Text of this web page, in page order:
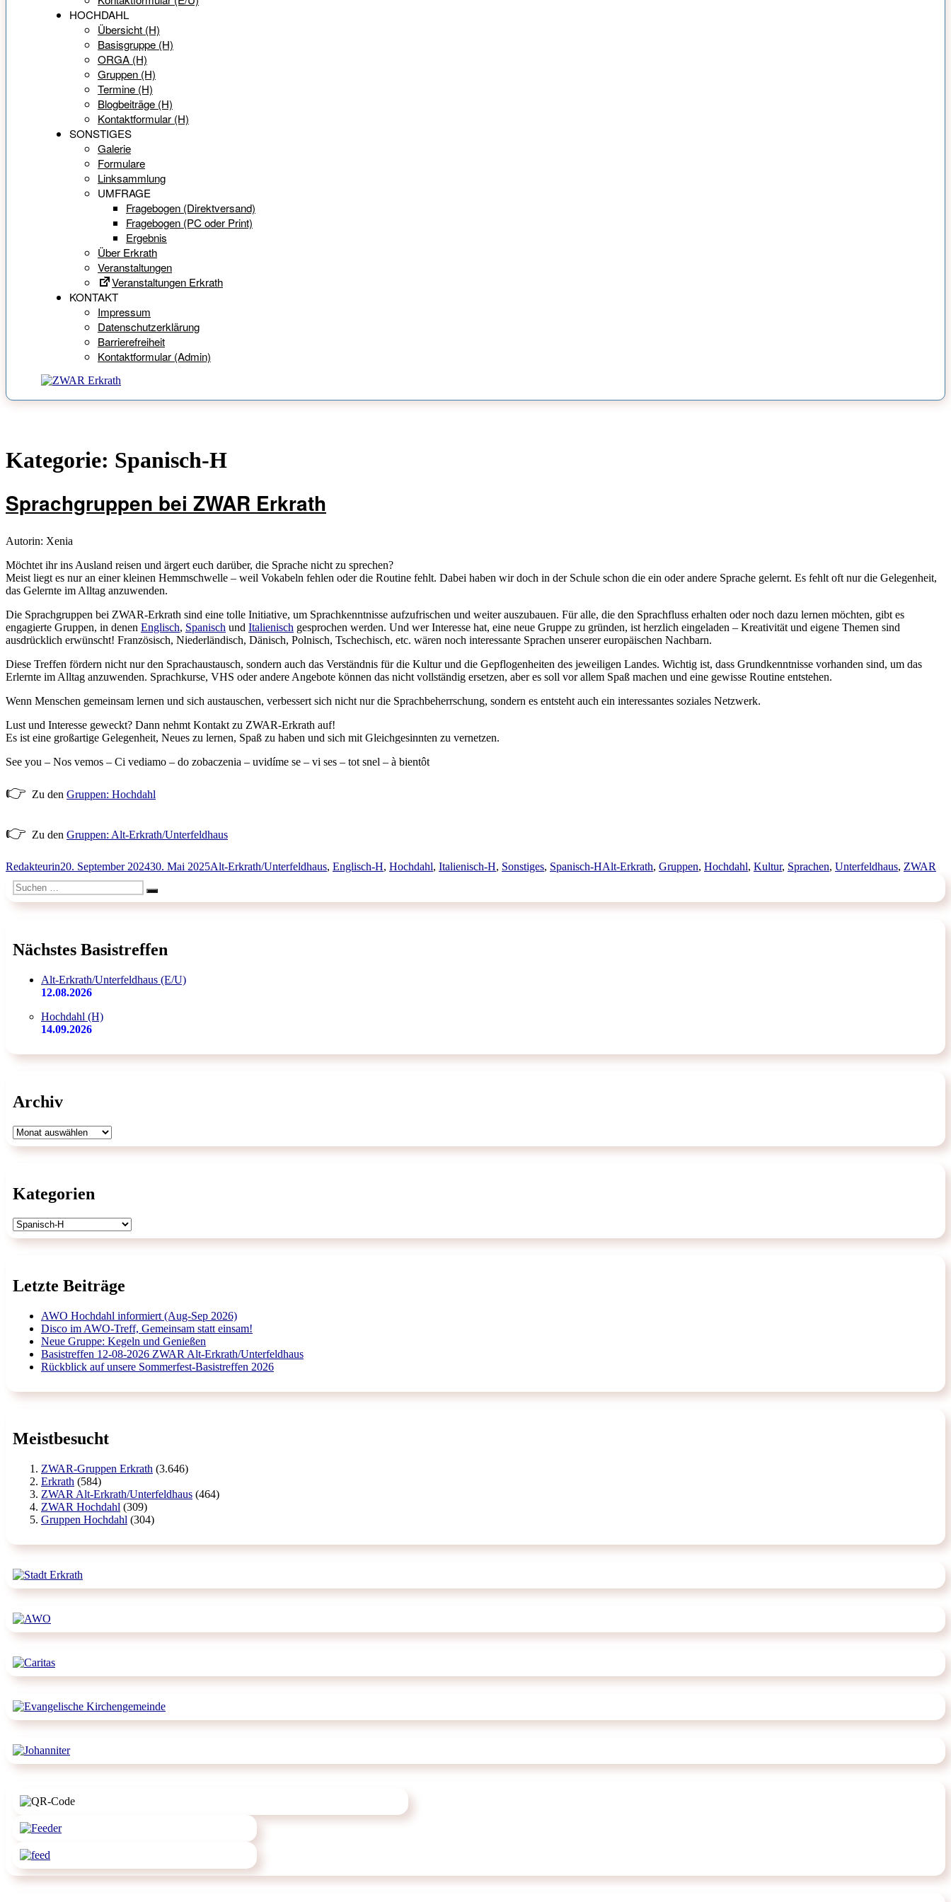
HOCHDAHL
Übersicht (H)
Basisgruppe (H)
ORGA (H)
Gruppen (H)
Termine (H)
Blogbeiträge (H)
Kontaktformular (H)
SONSTIGES
Galerie
Formulare
Linksammlung
UMFRAGE
Fragebogen (Direktversand)
Fragebogen (PC oder Print)
Ergebnis
Über Erkrath
Veranstaltungen
Veranstaltungen Erkrath
KONTAKT
Impressum
Datenschutzerklärung
Barrierefreiheit
Kontaktformular (Admin)
Kategorie: Spanisch-H
Sprachgruppen bei ZWAR Erkrath
Autorin: Xenia
Möchtet ihr ins Ausland reisen und ärgert euch darüber, die Sprache nicht zu sprechen?
Meist liegt es nur an einer kleinen Hemmschwelle – weil Vokabeln fehlen oder die Routine fehlt. Dabei haben wir doch in der Schule schon die ein oder andere Sprache gelernt. Es fehlt oft nur die Gelegenheit,
das Gelernte im Alltag anzuwenden.
Die Sprachgruppen bei ZWAR-Erkrath sind eine tolle Initiative, um Sprachkenntnisse aufzufrischen und weiter auszubauen. Für alle, die den Sprachfluss erhalten oder noch dazu lernen möchten, gibt es
engagierte Gruppen, in denen Englisch, Spanisch und Italienisch gesprochen werden. Und wer Interesse hat, eine neue Gruppe zu gründen, ist herzlich eingeladen – Kreativität und eigene Themen sind
ausdrücklich erwünscht! Französisch, Niederländisch, Dänisch, Polnisch, Tschechisch, etc. wären noch interessante Sprachen unserer europäischen Nachbarn.
Diese Treffen fördern nicht nur den Sprachaustausch, sondern auch das Verständnis für die Kultur und die Gepflogenheiten des jeweiligen Landes. Wichtig ist, dass Grundkenntnisse vorhanden sind, um das
Erlernte im Alltag anzuwenden. Sprachkurse, VHS oder andere Angebote können das nicht vollständig ersetzen, aber es soll vor allem Spaß machen und eine gewisse Routine entstehen.
Wenn Menschen gemeinsam lernen und sich austauschen, verbessert sich nicht nur die Sprachbeherrschung, sondern es entsteht auch ein interessantes soziales Netzwerk.
Lust und Interesse geweckt? Dann nehmt Kontakt zu ZWAR-Erkrath auf!
Es ist eine großartige Gelegenheit, Neues zu lernen, Spaß zu haben und sich mit Gleichgesinnten zu vernetzen.
See you – Nos vemos – Ci vediamo – do zobaczenia – uvidíme se – vi ses – tot snel – à bientôt
👉 Zu den Gruppen: Hochdahl
👉 Zu den Gruppen: Alt-Erkrath/Unterfeldhaus
Autor
RedakteurinVeröffentlicht
am
20. September 202430. Mai 2025Kategorien
Alt-Erkrath/Unterfeldhaus, Englisch-H, Hochdahl, Italienisch-H, Sonstiges, Spanisch-HSchlagwörter
Alt-Erkrath, Gruppen, Hochdahl, Kultur, Sprachen, Unterfeldhaus, ZWAR
Suchen
nach:
Suchen
Nächstes Basistreffen
Alt-Erkrath/Unterfeldhaus (E/U)
12.08.2026
Hochdahl (H)
14.09.2026
Archiv
Archiv
Kategorien
Kategorien
Letzte Beiträge
AWO Hochdahl informiert (Aug-Sep 2026)
Disco im AWO-Treff, Gemeinsam statt einsam!
Neue Gruppe: Kegeln und Genießen
Basistreffen 12-08-2026 ZWAR Alt-Erkrath/Unterfeldhaus
Rückblick auf unsere Sommerfest-Basistreffen 2026
Meistbesucht
ZWAR-Gruppen Erkrath (3.646)
Erkrath (584)
ZWAR Alt-Erkrath/Unterfeldhaus (464)
ZWAR Hochdahl (309)
Gruppen Hochdahl (304)